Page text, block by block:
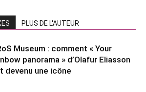
PLUS DE L'AUTEUR
Museum : comment « Your
panorama » d’Olafur Eliasson
devenu une icône